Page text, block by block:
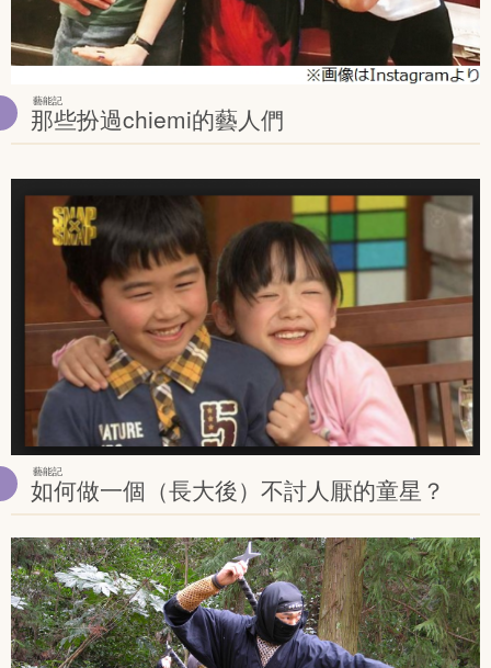
藝能記
那些扮過chiemi的藝人們
藝能記
如何做一個（長大後）不討人厭的童星？